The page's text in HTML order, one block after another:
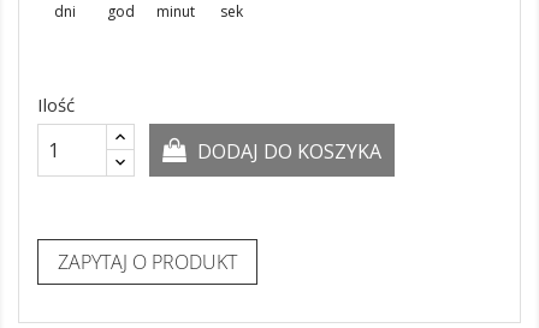
dni god minut sek
Ilość
DODAJ DO KOSZYKA
ZAPYTAJ O PRODUKT